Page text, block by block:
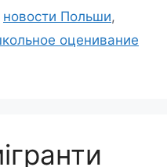
новости Польши,
оценивание